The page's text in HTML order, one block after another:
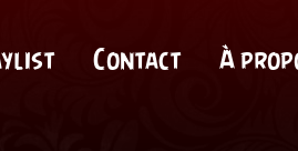
Contact À